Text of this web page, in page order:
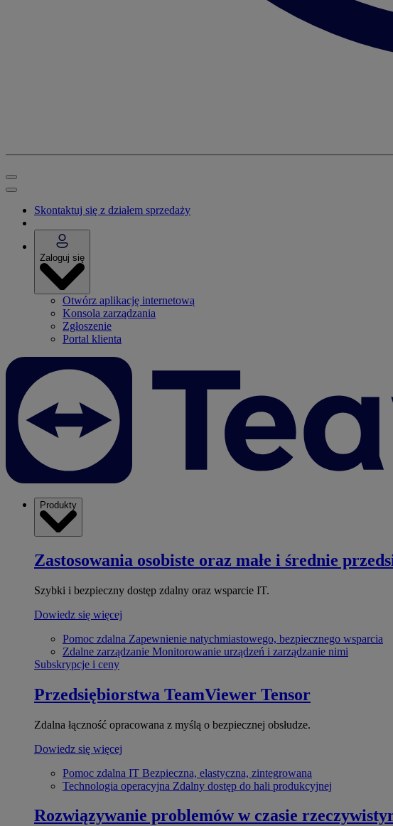
Skontaktuj się z działem sprzedaży
Zaloguj się
Otwórz aplikację internetową
Konsola zarządzania
Zgłoszenie
Portal klienta
Produkty
Zastosowania osobiste oraz małe i średnie
Szybki i bezpieczny dostęp zdalny oraz wsparcie IT.
Dowiedz się więcej
Pomoc zdalna Zapewnienie natychmiastowego, bezpiecznego wsparcia
Zdalne zarządzanie Monitorowanie urządzeń i zarządzanie nimi
Subskrypcje i ceny
Przedsiębiorstwa TeamViewer Tensor
Zdalna łączność opracowana z myślą o bezpiecznej obsłudze.
Dowiedz się więcej
Pomoc zdalna IT Bezpieczna, elastyczna, zintegrowana
Technologia operacyjna Zdalny dostęp do hali produkcyjnej
Rozwiązywanie problemów w czasie